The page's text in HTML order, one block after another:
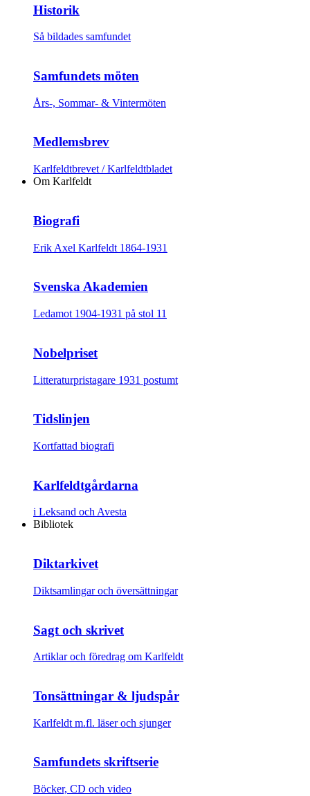
Historik
Så bildades samfundet
Samfundets möten
Års-, Sommar- & Vintermöten
Medlemsbrev
Karlfeldtbrevet / Karlfeldtbladet
Om Karlfeldt
Biografi
Erik Axel Karlfeldt 1864-1931
Svenska Akademien
Ledamot 1904-1931 på stol 11
Nobelpriset
Litteraturpristagare 1931 postumt
Tidslinjen
Kortfattad biografi
Karlfeldtgårdarna
i Leksand och Avesta
Bibliotek
Diktarkivet
Diktsamlingar och översättningar
Sagt och skrivet
Artiklar och föredrag om Karlfeldt
Tonsättningar & ljudspår
Karlfeldt m.fl. läser och sjunger
Samfundets skriftserie
Böcker, CD och video